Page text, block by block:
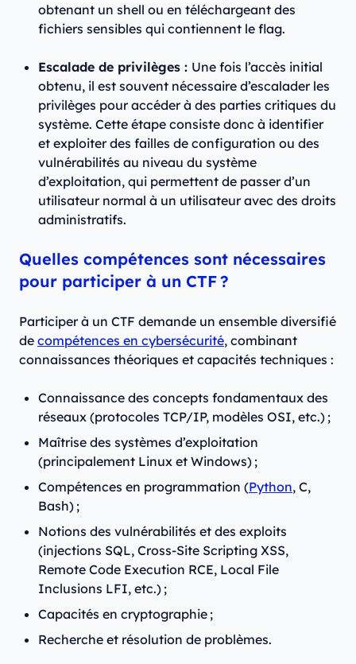
obtenant un shell ou en téléchargeant des
fichiers sensibles qui contiennent le flag.
Escalade de privilèges : Une fois l’accès initial
obtenu, il est souvent nécessaire d’escalader les
privilèges pour accéder à des parties critiques du
système. Cette étape consiste donc à identifier
et exploiter des failles de configuration ou des
vulnérabilités au niveau du système
d’exploitation, qui permettent de passer d’un
utilisateur normal à un utilisateur avec des droits
administratifs.
Quelles compétences sont nécessaires
pour participer à un CTF ?
Participer à un CTF demande un ensemble diversifié
de compétences en cybersécurité, combinant
connaissances théoriques et capacités techniques :
Connaissance des concepts fondamentaux des
réseaux (protocoles TCP/IP, modèles OSI, etc.) ;
Maîtrise des systèmes d’exploitation
(principalement Linux et Windows) ;
Compétences en programmation (Python, C,
Bash) ;
Notions des vulnérabilités et des exploits
(injections SQL, Cross-Site Scripting XSS,
Remote Code Execution RCE, Local File
Inclusions LFI, etc.) ;
Capacités en cryptographie ;
Recherche et résolution de problèmes.